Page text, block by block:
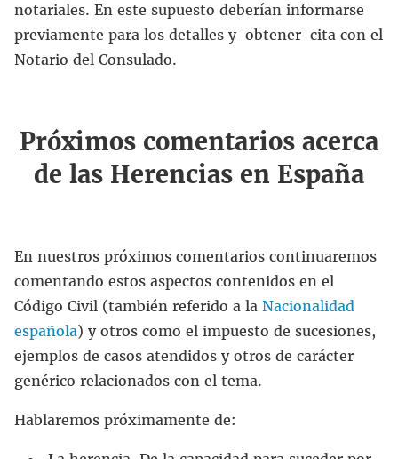
notariales. En este supuesto deberían informarse
previamente para los detalles y obtener cita con el
Notario del Consulado.
Próximos comentarios acerca
de las Herencias en España
En nuestros próximos comentarios continuaremos
comentando estos aspectos contenidos en el
Código Civil (también referido a la Nacionalidad
española) y otros como el impuesto de sucesiones,
ejemplos de casos atendidos y otros de carácter
genérico relacionados con el tema.
Hablaremos próximamente de: